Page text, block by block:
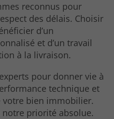
reconnus pour
des délais. Choisir
d’un
et d’un travail
à la livraison.
pour donner vie à
technique et
bien immobilier.
priorité absolue.